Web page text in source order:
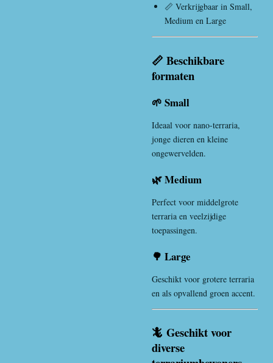
📏 Verkrijgbaar in Small,
Medium en Large
📏 Beschikbare
formaten
🌱 Small
Ideaal voor nano-terraria,
jonge dieren en kleine
ongewervelden.
🌿 Medium
Perfect voor middelgrote
terraria en veelzijdige
toepassingen.
🌳 Large
Geschikt voor grotere terraria
en als opvallend groen accent.
🦎 Geschikt voor
diverse